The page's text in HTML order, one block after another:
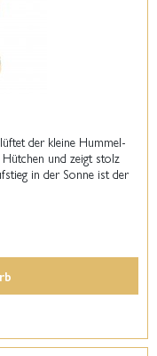
der kleine Hummel-
und zeigt stolz
in der Sonne ist der